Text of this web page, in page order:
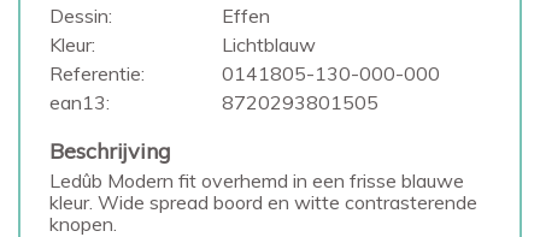
Dessin:
Effen
Kleur:
Lichtblauw
Referentie:
0141805-130-000-000
ean13:
8720293801505
Beschrijving
Ledûb Modern fit overhemd in een frisse blauwe
kleur. Wide spread boord en witte contrasterende
knopen.